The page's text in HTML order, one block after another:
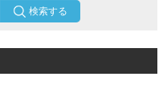
検索する